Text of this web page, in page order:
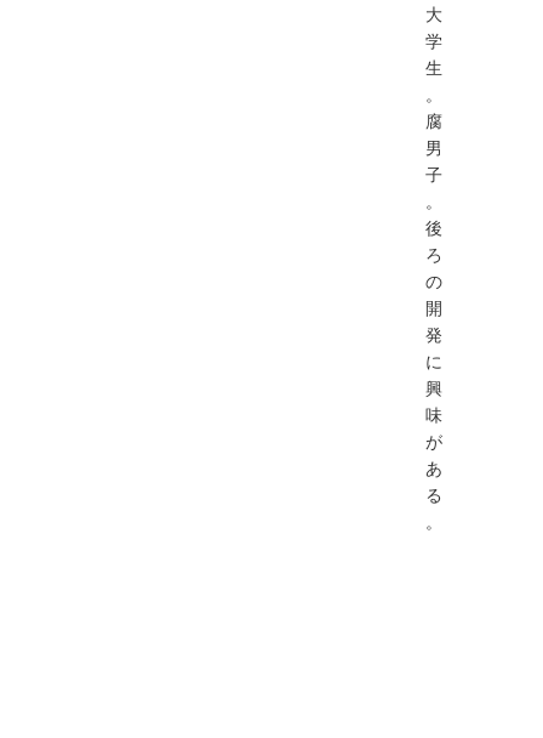
大
学
生
。
腐
男
子
。
後
ろ
の
開
発
に
興
味
が
あ
る
。